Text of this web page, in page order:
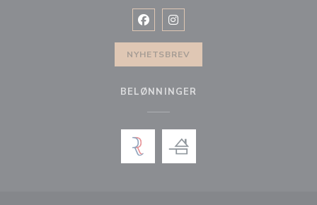
Facebook ((åpner i et nytt vindu))
Instagram ((åpner i et nytt
NYHETSBREV
BELØNNINGER